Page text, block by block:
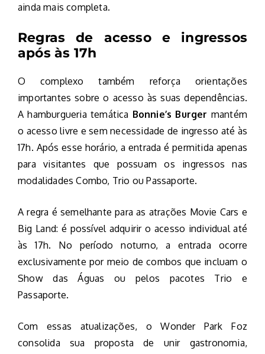
ainda mais completa.
Regras de acesso e ingressos
após às 17h
O complexo também reforça orientações
importantes sobre o acesso às suas dependências.
A hamburgueria temática Bonnie’s Burger mantém
o acesso livre e sem necessidade de ingresso até às
17h. Após esse horário, a entrada é permitida apenas
para visitantes que possuam os ingressos nas
modalidades Combo, Trio ou Passaporte.
A regra é semelhante para as atrações Movie Cars e
Big Land: é possível adquirir o acesso individual até
às 17h. No período noturno, a entrada ocorre
exclusivamente por meio de combos que incluam o
Show das Águas ou pelos pacotes Trio e
Passaporte.
Com essas atualizações, o Wonder Park Foz
consolida sua proposta de unir gastronomia,